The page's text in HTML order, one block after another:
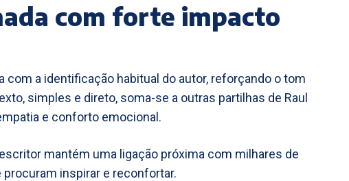
com forte impacto
com a identificação habitual do autor, reforçando o tom
simples e direto, soma-se a outras partilhas de Raul
e conforto emocional.
mantém uma ligação próxima com milhares de
inspirar e reconfortar.